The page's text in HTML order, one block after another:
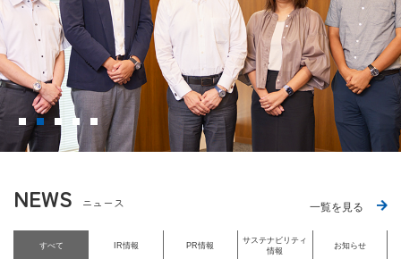
NEWS ニュース 一覧を見る
すべて IR情報 PR情報
サステナビリティ
情報
お知らせ